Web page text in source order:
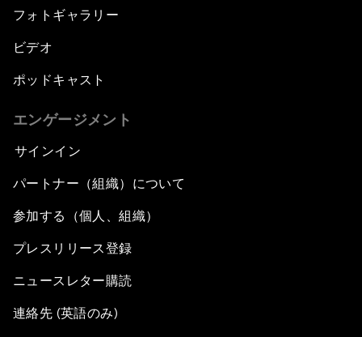
フォトギャラリー
ビデオ
ポッドキャスト
エンゲージメント
サインイン
パートナー（組織）について
参加する（個人、組織）
プレスリリース登録
ニュースレター購読
連絡先 (英語のみ)